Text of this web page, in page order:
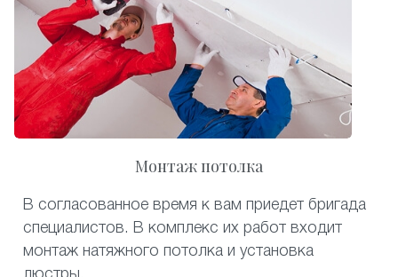
Монтаж потолка
В согласованное время к вам приедет бригада
специалистов. В комплекс их работ входит
монтаж натяжного потолка и установка